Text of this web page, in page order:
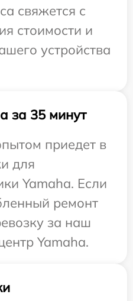
свяжется с
стоимости и
устройства
за 35 минут
приедет в
для
Yamaha. Если
ремонт
за наш
Yamaha.